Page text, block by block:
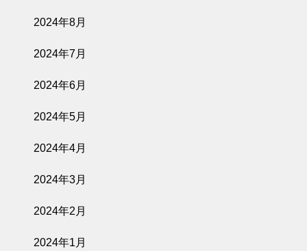
2024年8月
2024年7月
2024年6月
2024年5月
2024年4月
2024年3月
2024年2月
2024年1月